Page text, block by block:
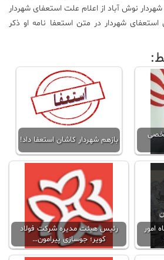
نوش آباد از اعلام علت استعفای شهردار
شهردار در متن استعفا نامه او ذكر
بازهم شهردار کاشان استعفا داد!
امور
رئیس هیئت مدیره شرکت فولاد
کویر؛ جوسازی‌ پیرامون…